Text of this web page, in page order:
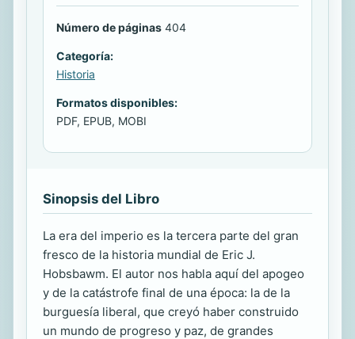
Número de páginas 404
Categoría:
Historia
Formatos disponibles:
PDF, EPUB, MOBI
Sinopsis del Libro
La era del imperio es la tercera parte del gran
fresco de la historia mundial de Eric J.
Hobsbawm. El autor nos habla aquí del apogeo
y de la catástrofe final de una época: la de la
burguesía liberal, que creyó haber construido
un mundo de progreso y paz, de grandes